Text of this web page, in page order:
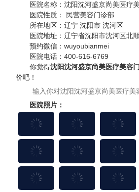
医院名称：沈阳沈河盛京尚美医疗
医院性质：
民营美容门诊部
所在地区：辽宁 沈阳市 沈河区
医院地址：辽宁省沈阳市沈河区北
预约微信：wuyoubianmei
医院电话：400-616-6769
你觉得沈阳沈河盛京尚美医疗美容
价吧！
医院照片：